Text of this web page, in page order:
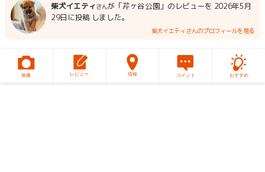
柴犬イエティさんが「芹ヶ谷公園」のレビューを 2026年5月
29日に投稿 しました。
柴犬イエティさんのプロフィールを見る
画像 レビュー 情報 コメント おすすめ